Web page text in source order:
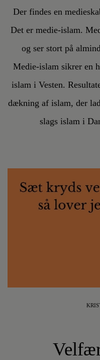
Der findes en
Det er medie-islam.
og ser stort på
Medie-islam sikrer en
islam i Vesten.
dækning af islam, der
slags islam i